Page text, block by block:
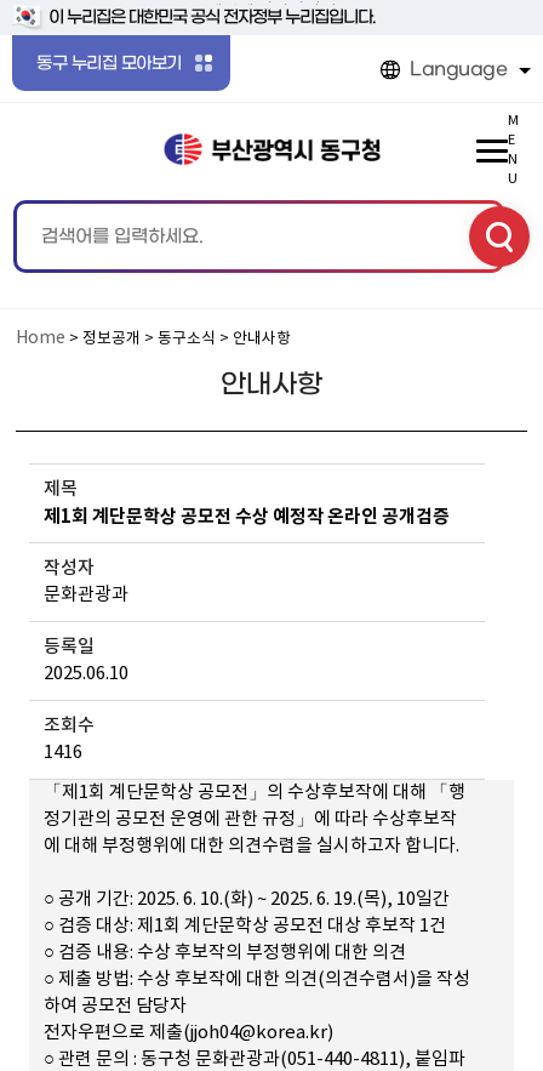
본문 바로가기
메인메뉴 바로가기
이 누리집은 대한민국 공식 전자정부 누리집입니다.
동구 누리집 모아보기 Language
M
E
N
U
Home > 정보공개 > 동구소식 > 안내사항
안내사항
제목
제1회 계단문학상 공모전 수상 예정작 온라인 공개검증
작성자
문화관광과
등록일
2025.06.10
조회수
1416
「제1회 계단문학상 공모전」의 수상후보작에 대해 「행
정기관의 공모전 운영에 관한 규정」에 따라 수상후보작
에 대해 부정행위에 대한 의견수렴을 실시하고자 합니다.
○ 공개 기간: 2025. 6. 10.(화) ~ 2025. 6. 19.(목), 10일간
○ 검증 대상: 제1회 계단문학상 공모전 대상 후보작 1건
○ 검증 내용: 수상 후보작의 부정행위에 대한 의견
○ 제출 방법: 수상 후보작에 대한 의견(의견수렴서)을 작성
하여 공모전 담당자
전자우편으로 제출(jjoh04@korea.kr)
○ 관련 문의 : 동구청 문화관광과(051-440-4811), 붙임파